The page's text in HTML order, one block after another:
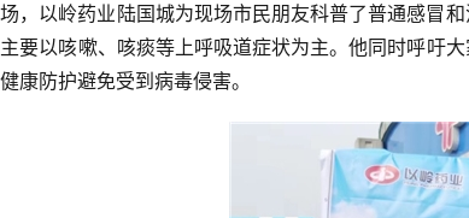
，以岭药业陆国城为现场市民朋友科普了普通感冒
要以咳嗽、咳痰等上呼吸道症状为主。他同时呼吁
康防护避免受到病毒侵害。